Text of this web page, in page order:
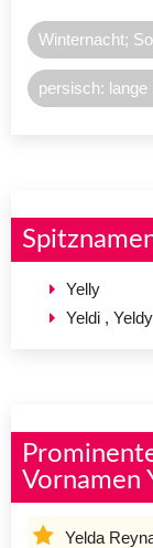
Winternacht;
persisch:
Yelly
Yeldi ,
Vornamen
Yelda